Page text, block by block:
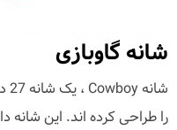
شانه گاوبازی
را طراحی کرده اند. این شانه